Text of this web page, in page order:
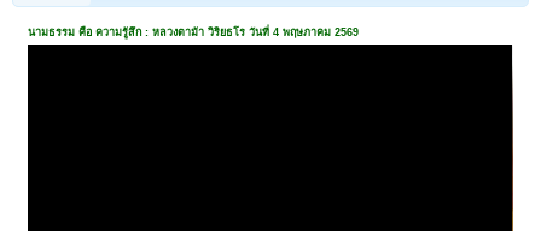
นามธรรม คือ ความรู้สึก : หลวงตาม้า วิริยธโร วันที่ 4 พฤษภาคม 2569